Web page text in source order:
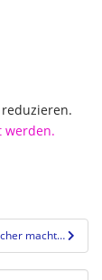
werden.
macht…